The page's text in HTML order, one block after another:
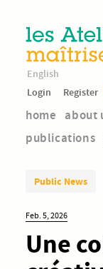
English
Login
Register
home about
publications
Public News
Feb. 5, 2026
Une